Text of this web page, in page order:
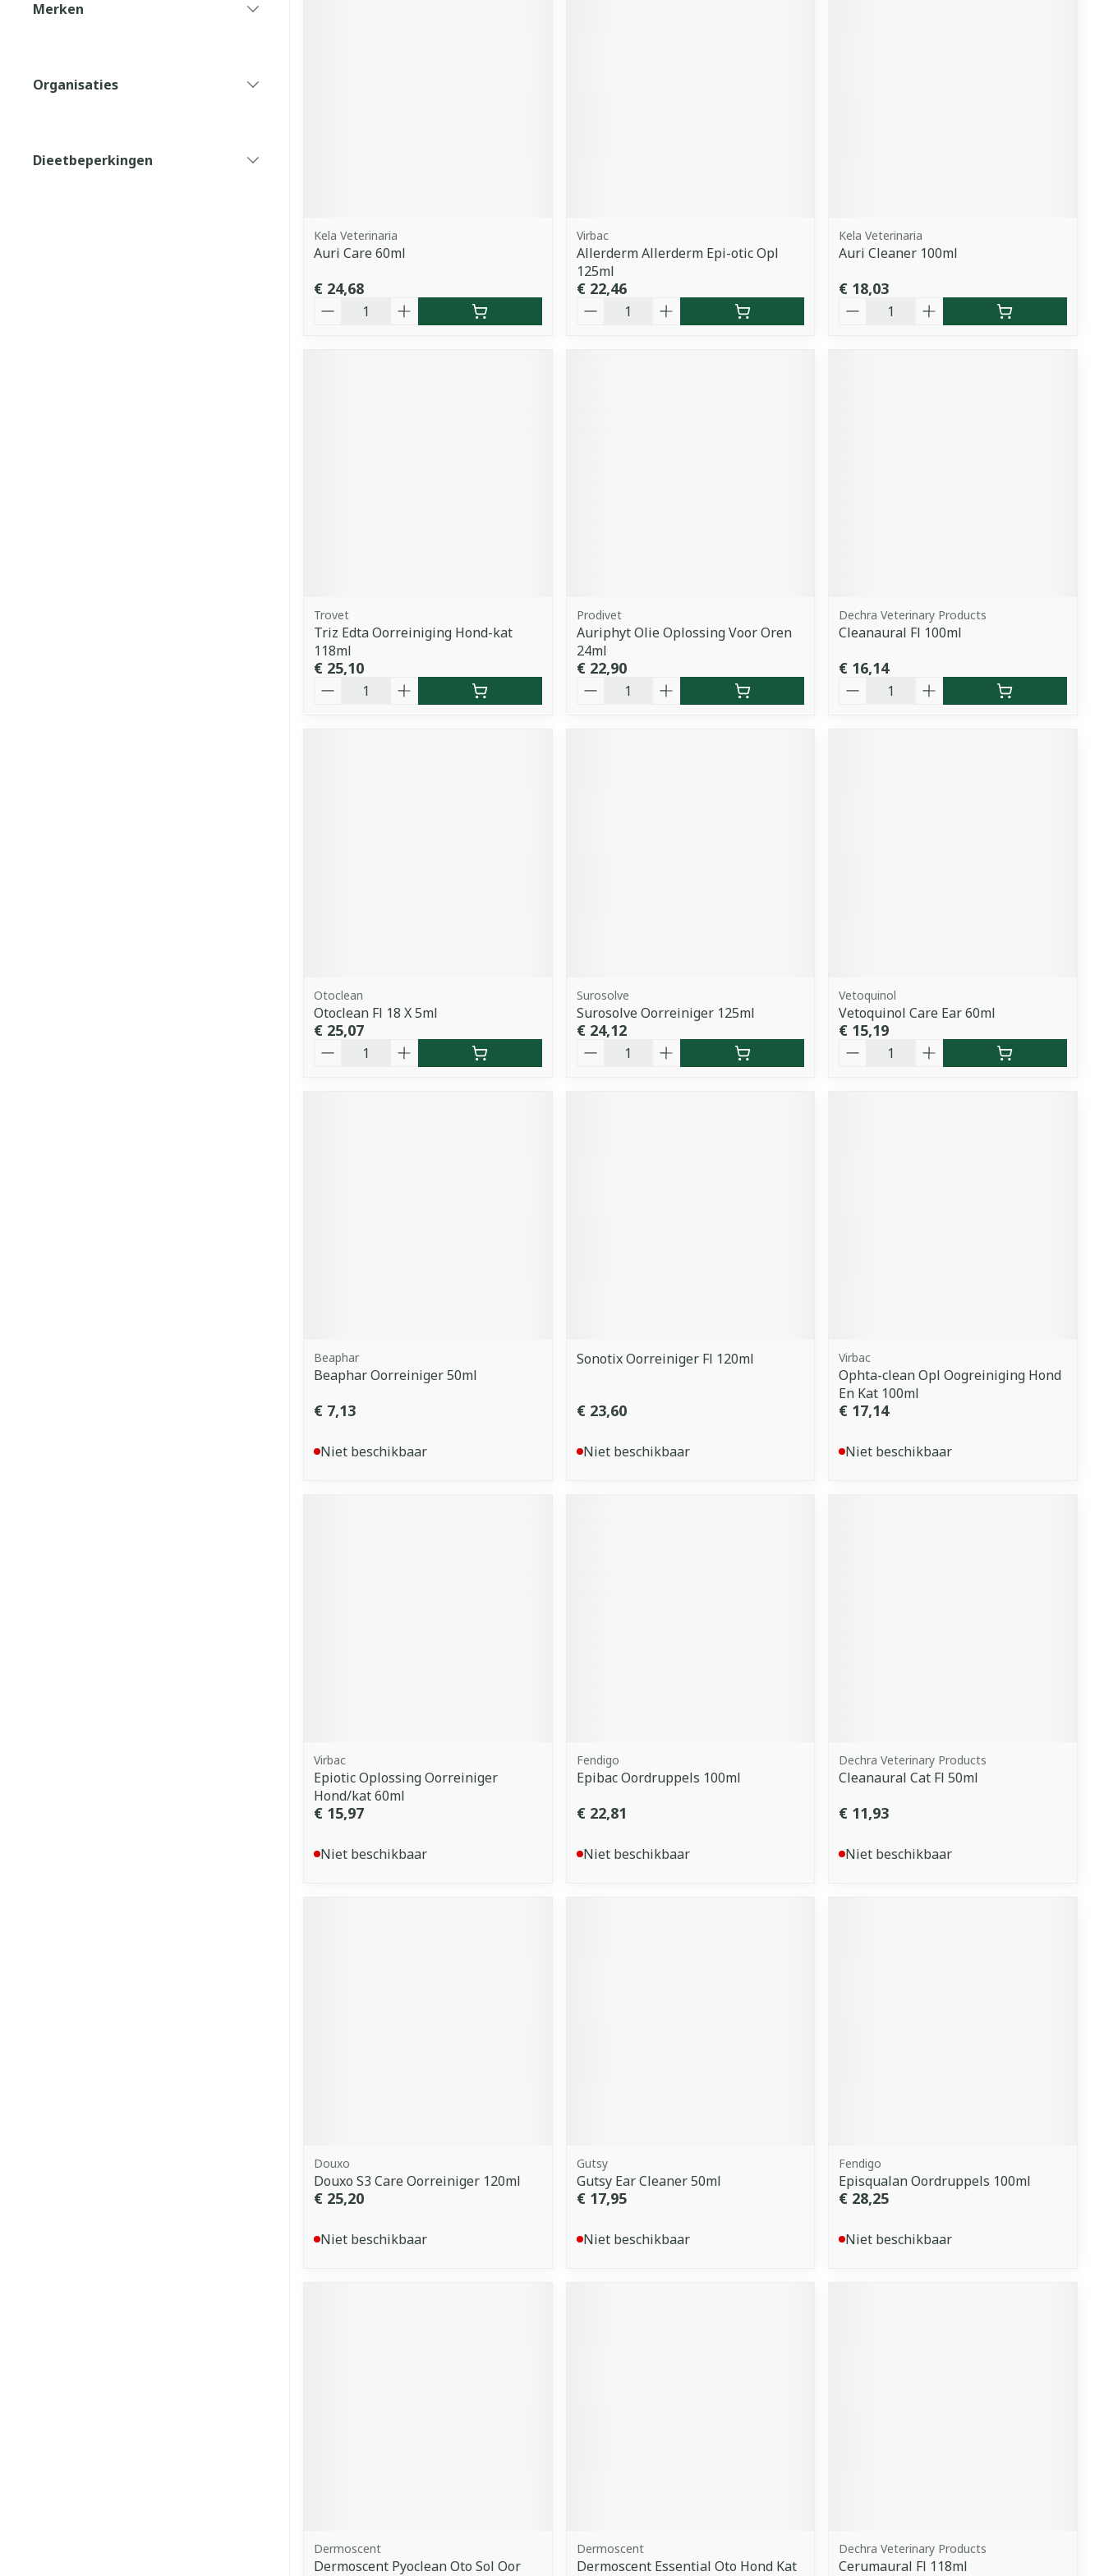
Merken
Organisaties
Dieetbeperkingen
Kela Veterinaria
Auri Care 60ml
€ 24,68
Virbac
Allerderm Allerderm Epi-otic Opl
125ml
€ 22,46
Kela Veterinaria
Auri Cleaner 100ml
€ 18,03
Trovet
Triz Edta Oorreiniging Hond-kat
118ml
€ 25,10
Prodivet
Auriphyt Olie Oplossing Voor Oren
24ml
€ 22,90
Dechra Veterinary Products
Cleanaural Fl 100ml
€ 16,14
Otoclean
Otoclean Fl 18 X 5ml
€ 25,07
Surosolve
Surosolve Oorreiniger 125ml
€ 24,12
Vetoquinol
Vetoquinol Care Ear 60ml
€ 15,19
Beaphar
Beaphar Oorreiniger 50ml
€ 7,13
Niet beschikbaar
Sonotix Oorreiniger Fl 120ml
€ 23,60
Niet beschikbaar
Virbac
Ophta-clean Opl Oogreiniging Hond
En Kat 100ml
€ 17,14
Niet beschikbaar
Virbac
Epiotic Oplossing Oorreiniger
Hond/kat 60ml
€ 15,97
Niet beschikbaar
Fendigo
Epibac Oordruppels 100ml
€ 22,81
Niet beschikbaar
Dechra Veterinary Products
Cleanaural Cat Fl 50ml
€ 11,93
Niet beschikbaar
Douxo
Douxo S3 Care Oorreiniger 120ml
€ 25,20
Niet beschikbaar
Gutsy
Gutsy Ear Cleaner 50ml
€ 17,95
Niet beschikbaar
Fendigo
Episqualan Oordruppels 100ml
€ 28,25
Niet beschikbaar
Dermoscent
Dermoscent Pyoclean Oto Sol Oor
Dermoscent
Dermoscent Essential Oto Hond Kat
Dechra Veterinary Products
Cerumaural Fl 118ml